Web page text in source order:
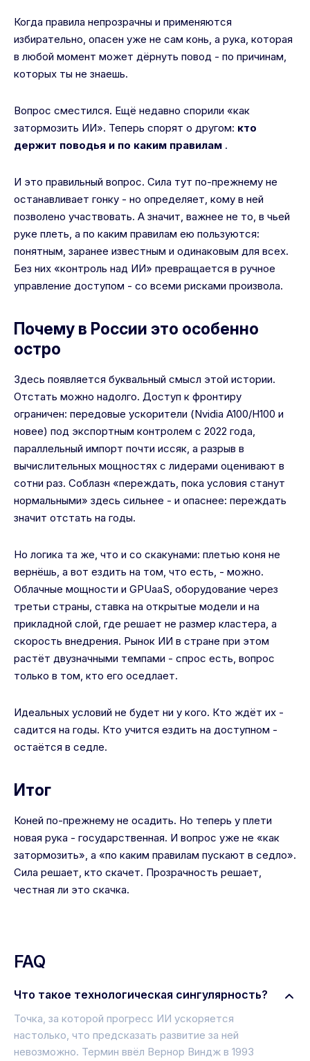
Когда правила непрозрачны и применяются
избирательно, опасен уже не сам конь, а рука, которая
в любой момент может дёрнуть повод - по причинам,
которых ты не знаешь.
Вопрос сместился. Ещё недавно спорили «как
затормозить ИИ». Теперь спорят о другом: кто
держит поводья и по каким правилам .
И это правильный вопрос. Сила тут по-прежнему не
останавливает гонку - но определяет, кому в ней
позволено участвовать. А значит, важнее не то, в чьей
руке плеть, а по каким правилам ею пользуются:
понятным, заранее известным и одинаковым для всех.
Без них «контроль над ИИ» превращается в ручное
управление доступом - со всеми рисками произвола.
Почему в России это особенно
остро
Здесь появляется буквальный смысл этой истории.
Отстать можно надолго. Доступ к фронтиру
ограничен: передовые ускорители (Nvidia A100/H100 и
новее) под экспортным контролем с 2022 года,
параллельный импорт почти иссяк, а разрыв в
вычислительных мощностях с лидерами оценивают в
сотни раз. Соблазн «переждать, пока условия станут
нормальными» здесь сильнее - и опаснее: переждать
значит отстать на годы.
Но логика та же, что и со скакунами: плетью коня не
вернёшь, а вот ездить на том, что есть, - можно.
Облачные мощности и GPUaaS, оборудование через
третьи страны, ставка на открытые модели и на
прикладной слой, где решает не размер кластера, а
скорость внедрения. Рынок ИИ в стране при этом
растёт двузначными темпами - спрос есть, вопрос
только в том, кто его оседлает.
Идеальных условий не будет ни у кого. Кто ждёт их -
садится на годы. Кто учится ездить на доступном -
остаётся в седле.
Итог
Коней по-прежнему не осадить. Но теперь у плети
новая рука - государственная. И вопрос уже не «как
затормозить», а «по каким правилам пускают в седло».
Сила решает, кто скачет. Прозрачность решает,
честная ли это скачка.
FAQ
Что такое технологическая сингулярность?
Точка, за которой прогресс ИИ ускоряется
настолько, что предсказать развитие за ней
невозможно. Термин ввёл Вернор Виндж в 1993